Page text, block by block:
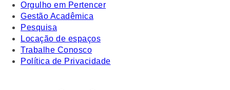
Orgulho em Pertencer
Gestão Acadêmica
Pesquisa
Locação de espaços
Trabalhe Conosco
Política de Privacidade